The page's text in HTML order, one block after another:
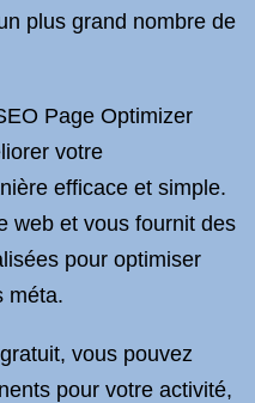
plus grand nombre de
Page Optimizer
votre
efficace et simple.
web et vous fournit des
pour optimiser
méta.
vous pouvez
pour votre activité,